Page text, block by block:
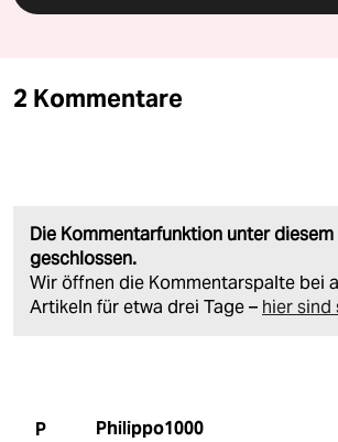
2 Kommentare
Die Kommentarfunktion unter
geschlossen.
Wir öffnen die Kommentarspalte bei
Artikeln für etwa drei Tage – hier sind
P Philippo1000